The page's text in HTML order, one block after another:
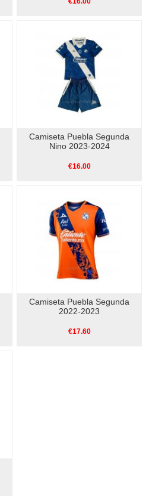
Camiseta Puebla Segunda
Nino 2023-2024
€16.00
Camiseta Puebla Segunda
2022-2023
€17.60